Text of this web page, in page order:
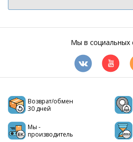
Мы в социальных
Возврат/обмен
30 дней
Мы -
производитель